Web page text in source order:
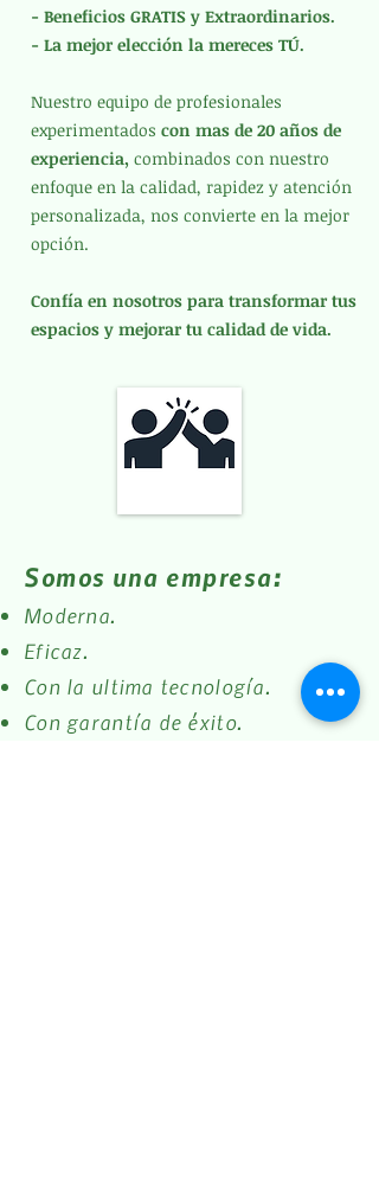
- Beneficios GRATIS y Extraordinarios.
- La mejor elección la mereces TÚ.
Nuestro equipo de profesionales
experimentados con mas de 20 años de
experiencia, combinados con nuestro
enfoque en la calidad, rapidez y atención
personalizada, nos convierte en la mejor
opción.
Confía en nosotros para transformar tus
espacios y mejorar tu calidad de vida.
Somos una empresa:
Moderna.
Eficaz.
Con la ultima tecnología.
Con garantía de éxito.